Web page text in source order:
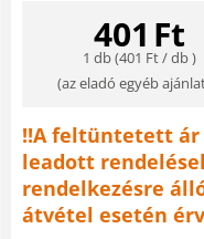
401 Ft
1 db (401 Ft/ db )
(az eladó egyéb
!!A feltüntetett ár
leadott
rendelkezésre
átvétel esetén